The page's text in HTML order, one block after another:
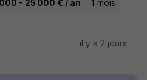
- 25 000 € / an 1 mois
il y a 2 jours